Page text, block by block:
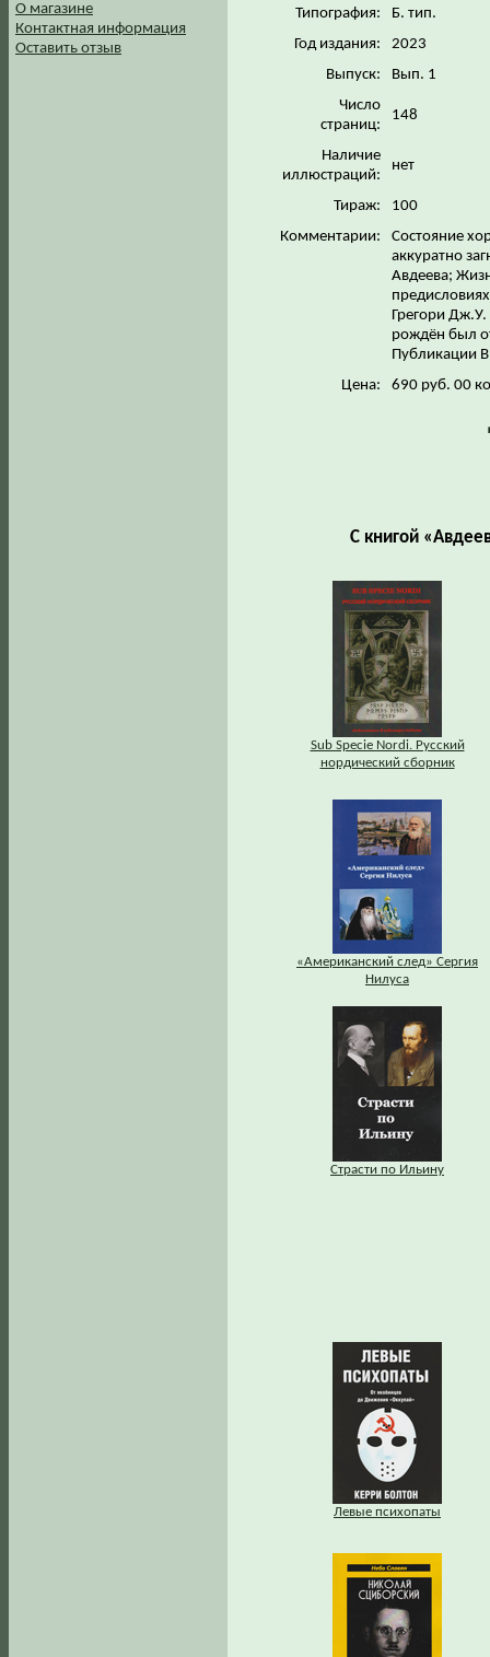
О магазине
Контактная информация
Оставить отзыв
Типография:
Б. тип.
Год издания:
2023
Выпуск:
Вып. 1
Число
страниц:
148
Наличие
иллюстраций:
нет
Тираж:
100
Комментарии:
Состояние
аккуратно
Авдеева;
Грегори
рождён был
Публикации
Цена:
690 руб. 00
С книгой
Sub Specie Nordi. Русский
нордический сборник
«Американский след» Сергия
Нилуса
Страсти по Ильину
Левые психопаты